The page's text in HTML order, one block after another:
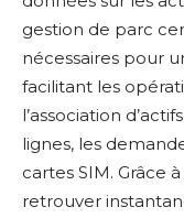
gestion de parc
nécessaires pour
facilitant les
l’association
lignes, les
cartes SIM. Grâce
retrouver